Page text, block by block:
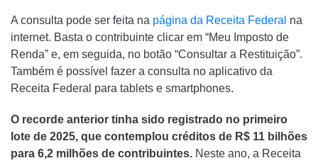
A consulta pode ser feita na página da Receita Federal na
internet. Basta o contribuinte clicar em “Meu Imposto de
Renda” e, em seguida, no botão “Consultar a Restituição”.
Também é possível fazer a consulta no aplicativo da
Receita Federal para tablets e smartphones.
O recorde anterior tinha sido registrado no primeiro
lote de 2025, que contemplou créditos de R$ 11 bilhões
para 6,2 milhões de contribuintes. Neste ano, a Receita